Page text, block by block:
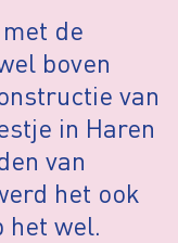
de
boven
van
in Haren
van
het ook
het wel.